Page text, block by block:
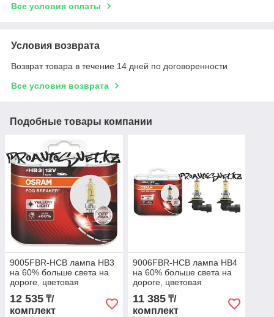
Все условия оплаты
Условия возврата
Возврат товара в течение 14 дней по договоренности
Все условия возврата
Подобные товары компании
9005FBR-HCB лампа HB3
на 60% больше света на
дороге, цветовая
температура 2600К
12 535 ₸/
комплект
9006FBR-HCB лампа HB4
на 60% больше света на
дороге, цветовая
температура 2600К
11 385₸/
комплект